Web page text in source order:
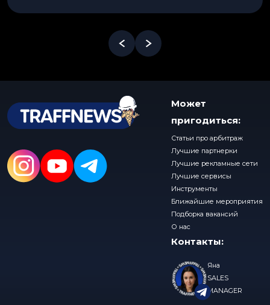
Может
пригодиться:
Статьи про арбитраж
Лучшие партнерки
Лучшие рекламные сети
Лучшие сервисы
Инструменты
Ближайшие мероприятия
Подборка вакансий
О нас
Контакты:
Яна
SALES
MANAGER